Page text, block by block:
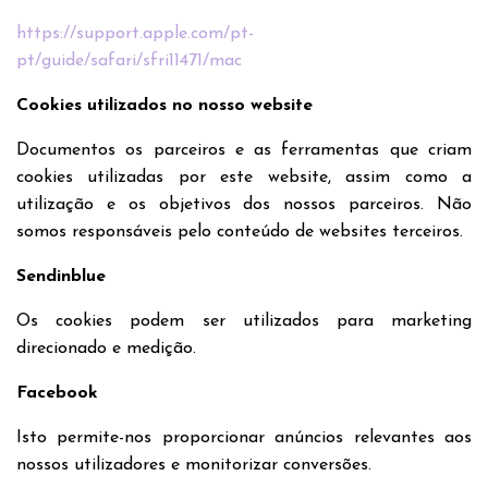
https://support.apple.com/pt-
pt/guide/safari/sfri11471/mac
Cookies utilizados no nosso website
Documentos os parceiros e as ferramentas que criam
cookies utilizadas por este website, assim como a
utilização e os objetivos dos nossos parceiros. Não
somos responsáveis pelo conteúdo de websites terceiros.
Sendinblue
Os cookies podem ser utilizados para marketing
direcionado e medição.
Facebook
Isto permite-nos proporcionar anúncios relevantes aos
nossos utilizadores e monitorizar conversões.